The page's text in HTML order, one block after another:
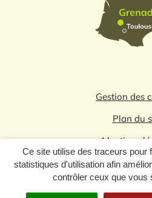
Ce site utilise des traceurs pour
statistiques d'utilisation afin
contrôler ceux que vous
Gestion des
Plan du
Mentions
Politique de